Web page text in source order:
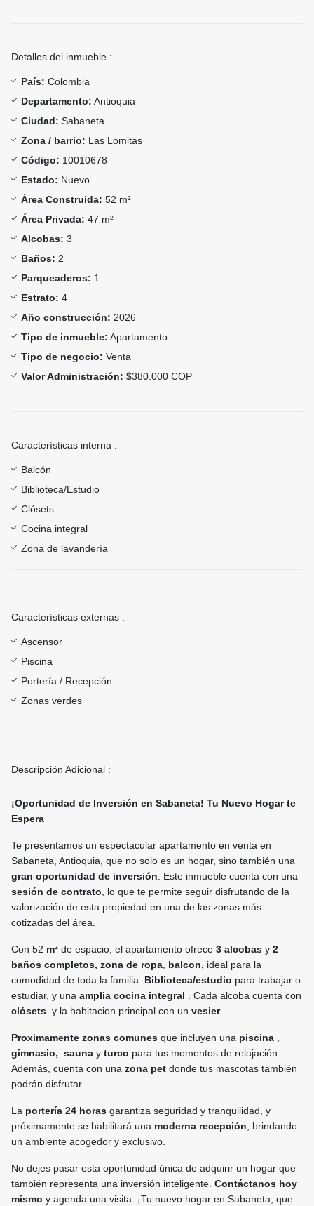
Detalles del inmueble :
País: Colombia
Departamento: Antioquia
Ciudad: Sabaneta
Zona / barrio: Las Lomitas
Código: 10010678
Estado: Nuevo
Área Construida: 52 m²
Área Privada: 47 m²
Alcobas: 3
Baños: 2
Parqueaderos: 1
Estrato: 4
Año construcción: 2026
Tipo de inmueble: Apartamento
Tipo de negocio: Venta
Valor Administración: $380.000 COP
Características interna :
Balcón
Biblioteca/Estudio
Clósets
Cocina integral
Zona de lavandería
Características externas :
Ascensor
Piscina
Portería / Recepción
Zonas verdes
Descripción Adicional :
¡Oportunidad de Inversión en Sabaneta! Tu Nuevo Hogar te
Espera
Te presentamos un espectacular apartamento en venta en
Sabaneta, Antioquia, que no solo es un hogar, sino también una
gran oportunidad de inversión . Este inmueble cuenta con una
sesión de contrato , lo que te permite seguir disfrutando de la
valorización de esta propiedad en una de las zonas más
cotizadas del área.
Con 52 m² de espacio, el apartamento ofrece 3 alcobas y 2
baños completos, zona de ropa balcon, ideal para la
comodidad de toda la familia. Biblioteca/estudio para trabajar o
estudiar, y una amplia cocina integral . Cada alcoba cuenta con
clósets y la habitacion principal con un vesier.
Proximamente zonas comunes que incluyen una piscina
gimnasio, sauna y turco para tus momentos de relajación.
Además, cuenta con una zona pet donde tus mascotas también
podrán disfrutar.
La portería 24 horas garantiza seguridad y tranquilidad, y
próximamente se habilitará una moderna recepción , brindando
un ambiente acogedor y exclusivo.
No dejes pasar esta oportunidad única de adquirir un hogar que
también representa una inversión inteligente. Contáctanos hoy
mismo y agenda una visita. ¡Tu nuevo hogar en Sabaneta, que